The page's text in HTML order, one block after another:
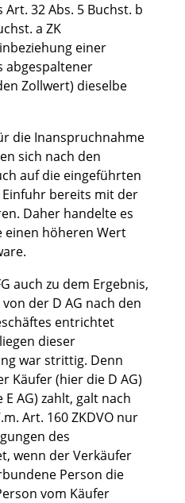
32 Abs. 5 Buchst. b
a ZK
einer
abgespaltener
Zollwert) dieselbe
die Inanspruchnahme
sich nach den
auf die eingeführten
Einfuhr bereits mit der
Daher handelte es
einen höheren Wert
auch zu dem Ergebnis,
der D AG nach den
entrichtet
dieser
war strittig. Denn
Käufer (hier die D AG)
AG) zahlt, galt nach
Art. 160 ZKDVO nur
des
wenn der Verkäufer
Person die
vom Käufer